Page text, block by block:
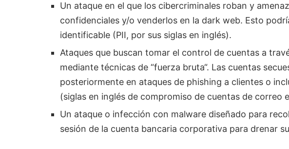
Un ataque en el que los cibercriminales roban y
confidenciales y/o venderlos en la dark web. Esto
identificable (PII, por sus siglas en inglés).
Ataques que buscan tomar el control de cuentas a
mediante técnicas de “fuerza bruta“. Las cuentas
posteriormente en ataques de phishing a clientes o
(siglas en inglés de compromiso de cuentas de correo
Un ataque o infección con malware diseñado para
sesión de la cuenta bancaria corporativa para drenar